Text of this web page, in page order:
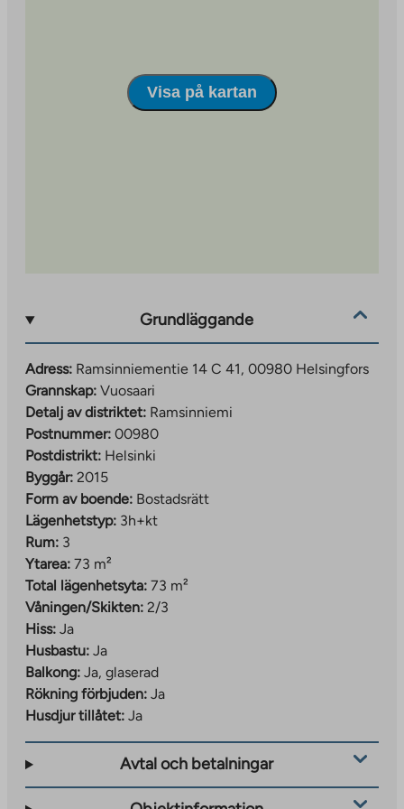
Visa på kartan
Grundläggande
Adress: Ramsinniementie 14 C 41, 00980 Helsingfors
Grannskap: Vuosaari
Detalj av distriktet: Ramsinniemi
Postnummer: 00980
Postdistrikt: Helsinki
Byggår: 2015
Form av boende: Bostadsrätt
Lägenhetstyp: 3h+kt
Rum: 3
Ytarea: 73 m²
Total lägenhetsyta: 73 m²
Våningen/Skikten: 2/3
Hiss: Ja
Husbastu: Ja
Balkong: Ja, glaserad
Rökning förbjuden: Ja
Husdjur tillåtet: Ja
Avtal och betalningar